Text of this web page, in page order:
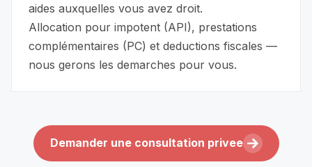
aides auxquelles vous avez droit.
Allocation pour impotent (API), prestations
complémentaires (PC) et deductions fiscales —
nous gerons les demarches pour vous.
Demander une consultation privee